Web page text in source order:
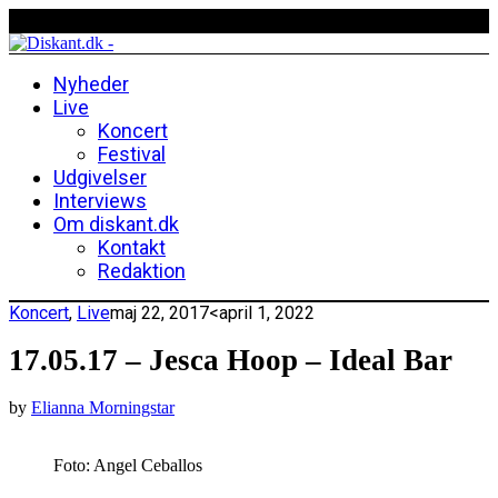
Nyheder
Live
Koncert
Festival
Udgivelser
Interviews
Om diskant.dk
Kontakt
Redaktion
Koncert, Livemaj 22, 2017<april 1, 2022
17.05.17 – Jesca Hoop – Ideal Bar
by Elianna Morningstar
Foto: Angel Ceballos